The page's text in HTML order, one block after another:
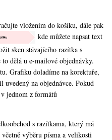
vložením do košíku, dále pak
kde můžete napsat text
sken stávajícího razítka s
dělá u e-mailové objednávky.
Grafiku doladíme na korektuře,
uvedený na objednávce. Pokud
jednom z formátů
s razítkama, který má
výběru písma a velikosti